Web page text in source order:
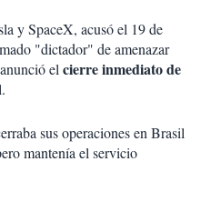
y SpaceX, acusó el 19 de
"dictador" de amenazar
elcierre inmediato de
sus operaciones en Brasil
mantenía el servicio